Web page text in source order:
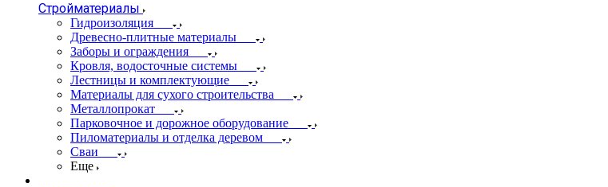
Стройматериалы
Гидроизоляция
Древесно-плитные материалы
Заборы и ограждения
Кровля, водосточные системы
Лестницы и комплектующие
Материалы для сухого строительства
Металлопрокат
Парковочное и дорожное оборудование
Пиломатериалы и отделка деревом
Сваи
Еще